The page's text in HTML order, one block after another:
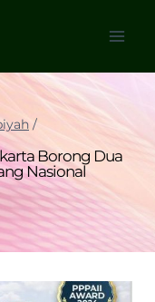
/
Borong Dua
Nasional